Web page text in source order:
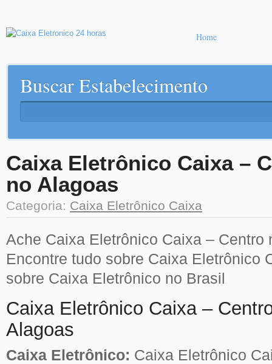
Home
Buscar Estabelecimento
Caixa Eletrônico Caixa –
no Alagoas
Categoria: Caixa Eletrônico Caixa
Ache Caixa Eletrônico Caixa – Centro
Encontre tudo sobre Caixa Eletrônico
sobre Caixa Eletrônico no Brasil
Caixa Eletrônico Caixa –
Alagoas
Caixa Eletrônico: Caixa Eletrônico